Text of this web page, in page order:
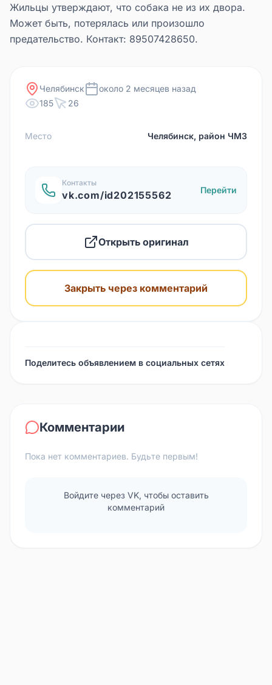
Жильцы утверждают, что собака не из их двора.
Может быть, потерялась или произошло
предательство. Контакт: 89507428650.
Челябинск
около 2 месяцев назад
185
26
Место Челябинск, район ЧМЗ
Контакты
vk.com/id202155562 Перейти
Открыть оригинал
Закрыть через комментарий
Поделитесь объявлением в социальных сетях
Комментарии
Пока нет комментариев. Будьте первым!
Войдите через VK, чтобы оставить
комментарий